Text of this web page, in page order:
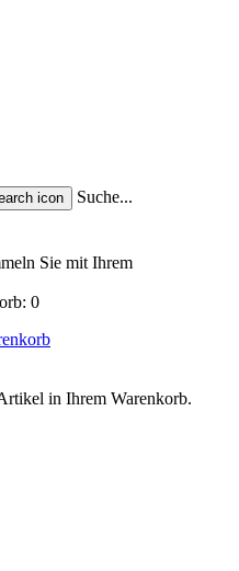
Suche...
Sie mit Ihrem
0
in Ihrem Warenkorb.